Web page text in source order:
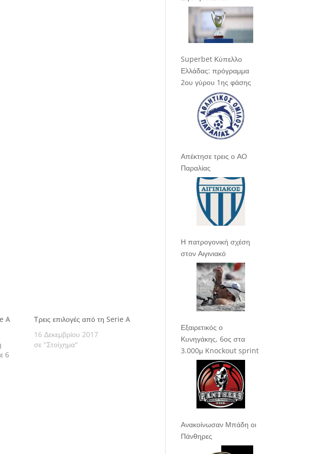
A
6
Τρεις επιλογές από τη Serie A
16 Δεκεμβρίου 2017
σε "Στοίχημα"
Superbet Κύπελλο
Ελλάδας: πρόγραμμα
2ου γύρου 1ης φάσης
Απέκτησε τρεις ο ΑΟ
Παραλίας
Η πατρογονική σχέση
στον Αιγινιακό
Εξαιρετικός ο
Κυνηγάκης, 6ος στα
3.000μ Knockout sprint
Ανακοίνωσαν Μπάδη οι
Πάνθηρες